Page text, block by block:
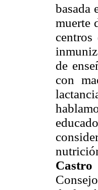
basada
muerte
de
con
Castro